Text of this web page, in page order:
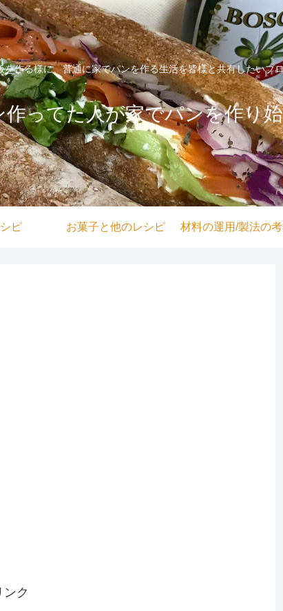
を作る様に、普通に家でパンを作る生活を皆様と共有したいブ
作ってた人が家でパンを作り
ピ お菓子と他のレシピ 材料の運用/製法の
ンク